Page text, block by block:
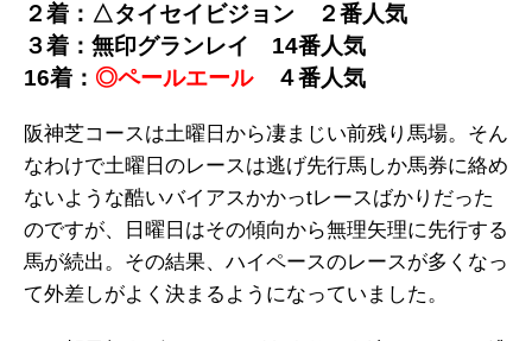
２着：△タイセイビジョン ２番人気
３着：無印グランレイ 14番人気
16着： ◎ペールエール４番人気
阪神芝コースは土曜日から凄まじい前残り馬場。そん
なわけで土曜日のレースは逃げ先行馬しか馬券に絡め
ないような酷いバイアスかかっtレースばかりだった
のですが、日曜日はその傾向から無理矢理に先行する
馬が続出。その結果、ハイペースのレースが多くなっ
て外差しがよく決まるようになっていました。